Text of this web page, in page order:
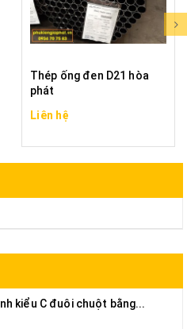
Thép ống đen D21 hòa
phát
Liên hệ
kiểu C đuôi chuột bằng...